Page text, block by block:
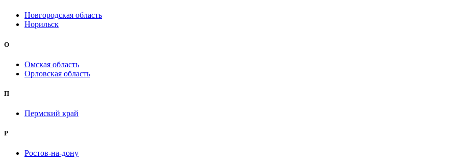
Новгородская область
Норильск
О
Омская область
Орловская область
П
Пермский край
Р
Ростов-на-дону